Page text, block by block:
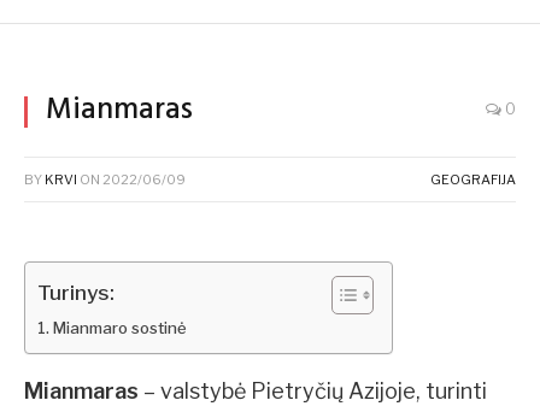
Mianmaras 0
BY KRVI ON 2022/06/09 GEOGRAFIJA
Turinys:
Mianmaro sostinė
Mianmaras – valstybė Pietryčių Azijoje, turinti